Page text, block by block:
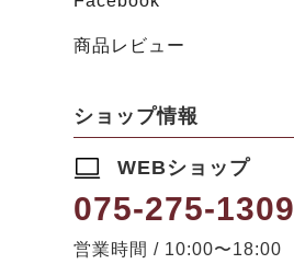
商品レビュー
ショップ情報
WEBショップ
075-275-1309
営業時間 / 10:00〜18:00